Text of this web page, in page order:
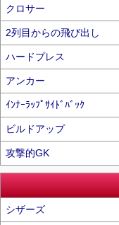
クロサー
2列目からの飛び出し
ハードプレス
アンカー
ｲﾝﾅｰﾗｯﾌﾟｻｲﾄﾞﾊﾞｯｸ
ビルドアップ
攻撃的GK
シザーズ